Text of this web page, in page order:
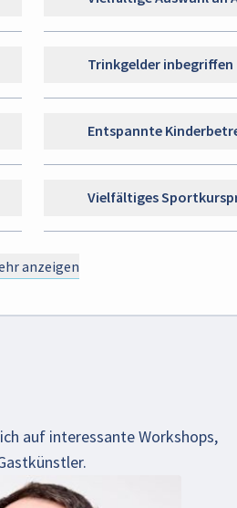
Trinkgelder inbegriffen
Entspannte
Vielfältiges
anzeigen
auf interessante Workshops,